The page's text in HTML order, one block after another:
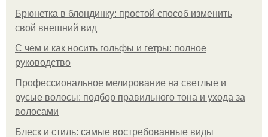
Брюнетка в блондинку: простой способ изменить
свой внешний вид
С чем и как носить гольфы и гетры: полное
руководство
Профессиональное мелирование на светлые и
русые волосы: подбор правильного тона и ухода за
волосами
Блеск и стиль: самые востребованные виды